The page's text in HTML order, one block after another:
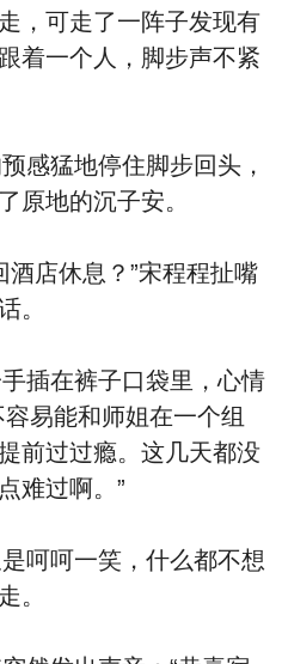
，可走了一阵子发现有
着一个人，脚步声不紧
感猛地停住脚步回头，
原地的沉子安。
店休息？”宋程程扯嘴
。
插在裤子口袋里，心情
易能和师姐在一个组
前过过瘾。这几天都没
难过啊。”
呵呵一笑，什么都不想
。